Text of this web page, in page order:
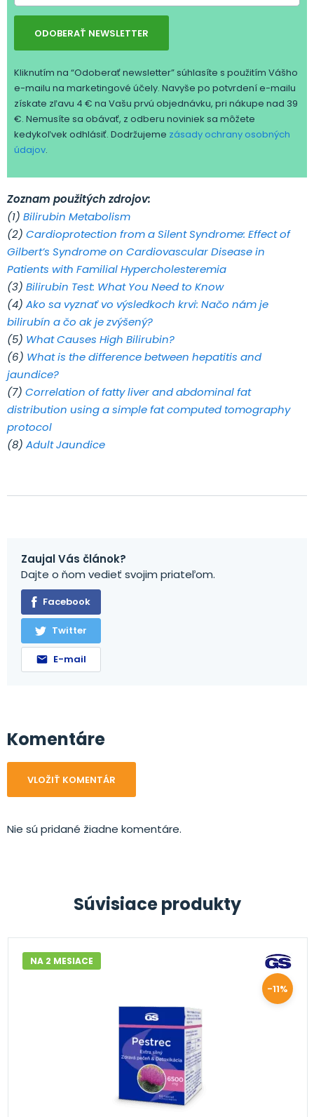
ODOBERAŤ NEWSLETTER
Kliknutím na “Odoberať newsletter” súhlasíte s použitím Vášho
e-mailu na marketingové účely. Navyše po potvrdení e-mailu
získate zľavu 4 € na Vašu prvú objednávku, pri nákupe nad 39
€. Nemusíte sa obávať, z odberu noviniek sa môžete
kedykoľvek odhlásiť. Dodržujeme zásady ochrany osobných
údajov.
Zoznam použitých zdrojov:
(1) Bilirubin Metabolism
(2) Cardioprotection from a Silent Syndrome: Effect of
Gilbert’s Syndrome on Cardiovascular Disease in
Patients with Familial Hypercholesteremia
(3) Bilirubin Test: What You Need to Know
(4) Ako sa vyznať vo výsledkoch krvi: Načo nám je
bilirubín a čo ak je zvýšený?
(5) What Causes High Bilirubin?
(6) What is the difference between hepatitis and
jaundice?
(7) Correlation of fatty liver and abdominal fat
distribution using a simple fat computed tomography
protocol
(8) Adult Jaundice
Zaujal Vás článok?
Dajte o ňom vedieť svojim priateľom.
Facebook
Twitter
E-mail
Komentáre
VLOŽIŤ KOMENTÁR
Nie sú pridané žiadne komentáre.
Súvisiace produkty
NA 2 MESIACE
-11%